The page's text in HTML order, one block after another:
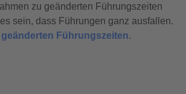
zu geänderten Führungszeiten
sein, dass Führungen ganz ausfallen.
Führungszeiten.